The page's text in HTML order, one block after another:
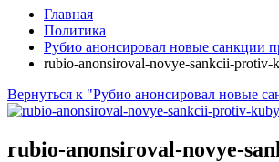
Главная
Политика
Рубио анонсировал новые санкции
rubio-anonsiroval-novye-sankcii-protiv-
Вернуться к "Рубио анонсировал новые
rubio-anonsiroval-novye-